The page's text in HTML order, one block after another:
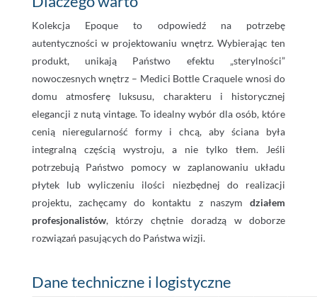
Kolekcja Epoque to odpowiedź na potrzebę
autentyczności w projektowaniu wnętrz. Wybierając ten
produkt, unikają Państwo efektu „sterylności”
nowoczesnych wnętrz – Medici Bottle Craquele wnosi do
domu atmosferę luksusu, charakteru i historycznej
elegancji z nutą vintage. To idealny wybór dla osób, które
cenią nieregularność formy i chcą, aby ściana była
integralną częścią wystroju, a nie tylko tłem. Jeśli
potrzebują Państwo pomocy w zaplanowaniu układu
płytek lub wyliczeniu ilości niezbędnej do realizacji
projektu, zachęcamy do kontaktu z naszymdziałem
profesjonalistów, którzy chętnie doradzą w doborze
rozwiązań pasujących do Państwa wizji.
Dane techniczne i logistyczne